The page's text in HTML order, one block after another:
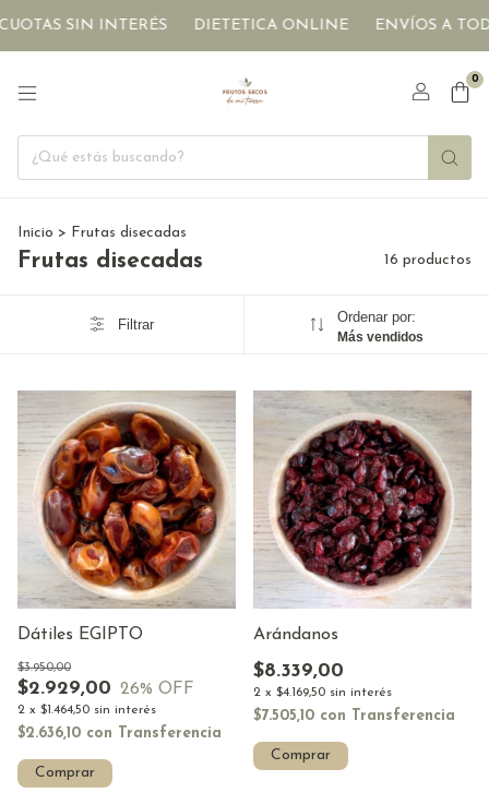
SIN INTERÉS DIETETICA ONLINE ENVÍOS A TODO
0
Inicio > Frutas disecadas
Frutas disecadas 16 productos
Filtrar Ordenar por:
Más vendidos
Dátiles EGIPTO
$2.929,00
$3.950,00
26% OFF
2 x $1.464,50 sin interés
$2.636,10 con Transferencia
Comprar
Arándanos
$8.339,00
2 x $4.169,50 sin interés
$7.505,10 con Transferencia
Comprar